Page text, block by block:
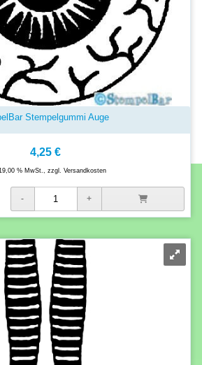
Stempelgummi Auge
4,25 €
% MwSt., zzgl. Versandkosten